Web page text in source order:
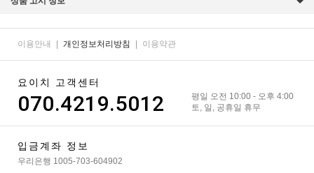
이용안내 개인정보처리방침 이용약관
요이치 고객센터
070.4219.5012
평일 오전 10:00 - 오후 4:00
토, 일, 공휴일 휴무
입금계좌 정보
우리은행 1005-703-604902